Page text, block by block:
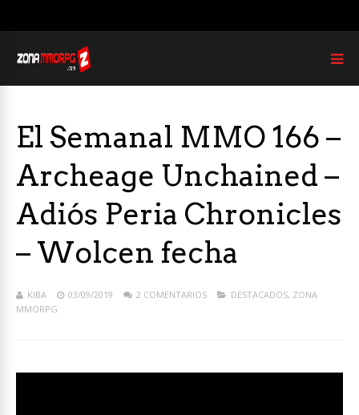
El Semanal MMO 166 –
Archeage Unchained –
Adiós Peria Chronicles
– Wolcen fecha
KIBA 03/09/2019 2 COMENTARIOS DESTACADOS, ZONA
MMORPG